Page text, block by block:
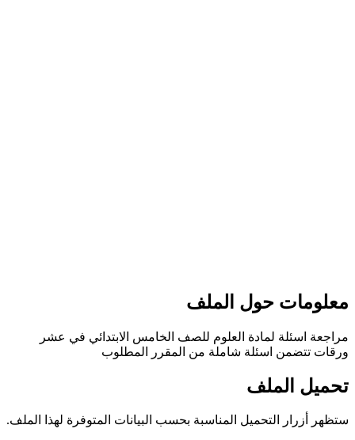
معلومات حول الملف
مراجعة اسئلة لمادة العلوم للصف الخامس الابتدائي في عشر
ورقات تتضمن اسئلة شاملة من المقرر المطلوب
تحميل الملف
ستظهر أزرار التحميل المناسبة بحسب البيانات المتوفرة لهذا الملف.